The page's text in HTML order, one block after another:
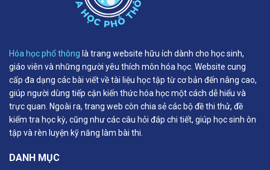
Hóa học phổ thông là trang website hữu ích dành cho học sinh,
giáo viên và những người yêu thích môn hóa học. Website cung
cấp đa dạng các bài viết về tài liệu học tập từ cơ bản đến nâng cao,
giúp người dùng tiếp cận kiến thức hóa học một cách dễ hiểu và
trực quan. Ngoài ra, trang web còn chia sẻ các bộ đề thi thử, đề
kiểm tra học kỳ, cũng như các câu hỏi đáp chi tiết, giúp học sinh ôn
tập và rèn luyện kỹ năng làm bài thi.
DANH MỤC